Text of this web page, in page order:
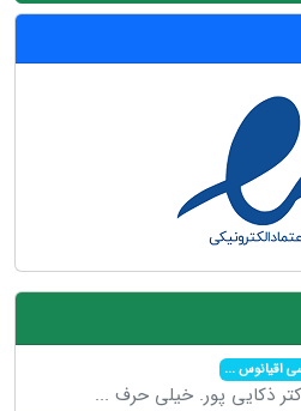
اقیانوس...
ذکایی پور. خیلی حرف ...